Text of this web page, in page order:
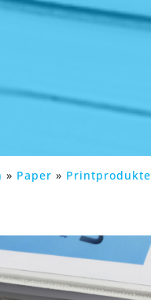
» Paper » Printprodukte